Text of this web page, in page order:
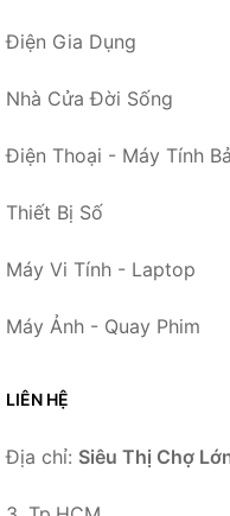
Điện Gia Dụng
Nhà Cửa Đời Sống
Điện Thoại - Máy Tính
Thiết Bị Số
Máy Vi Tính - Laptop
Máy Ảnh - Quay Phim
LIÊN HỆ
Địa chỉ: Siêu Thị Chợ